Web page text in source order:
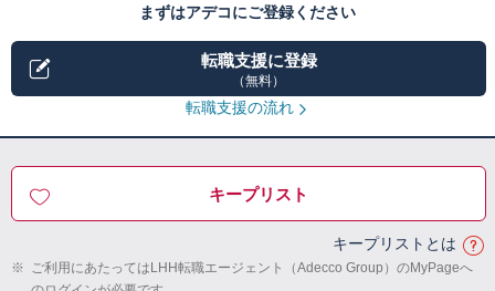
まずはアデコにご登録ください
転職支援に登録
（無料）
転職支援の流れ
キープリスト
キープリストとは
※ ご利用にあたってはLHH転職エージェント（Adecco Group）のMyPageへ